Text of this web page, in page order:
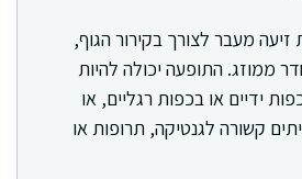
מעבר לצורך בקירור הגוף,
ממוזג. התופעה יכולה להיות
ידיים או בכפות רגליים, או
קשורה לגנטיקה, תרופות או